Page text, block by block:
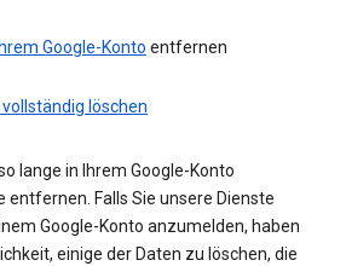
Google-Konto entfernen
vollständig löschen
lange in Ihrem Google-Konto
entfernen. Falls Sie unsere Dienste
Google-Konto anzumelden, haben
einige der Daten zu löschen, die